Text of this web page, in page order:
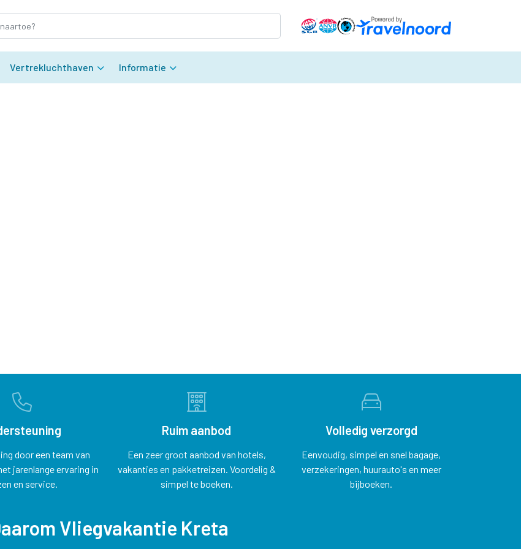
Vertrekluchthaven Informatie
door een team van
jarenlange ervaring in
en service.
Ruim aanbod
Een zeer groot aanbod van hotels,
vakanties en pakketreizen. Voordelig &
simpel te boeken.
Volledig verzorgd
Eenvoudig, simpel en snel bagage,
verzekeringen, huurauto's en meer
bijboeken.
Vliegvakantie Kreta